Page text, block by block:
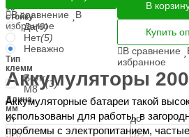
19'
стойку
Да(0)
Нет(5)
Неважно
Тип
клемм
Болт
М8
(3)
Длина,
мм
от до
В сравнение
В
избранное
В
Купить
В сравнение
избранное
Аккумуляторы
Аккумуляторные батареи такой
использованы для работы, в
проблемы с электропитанием,